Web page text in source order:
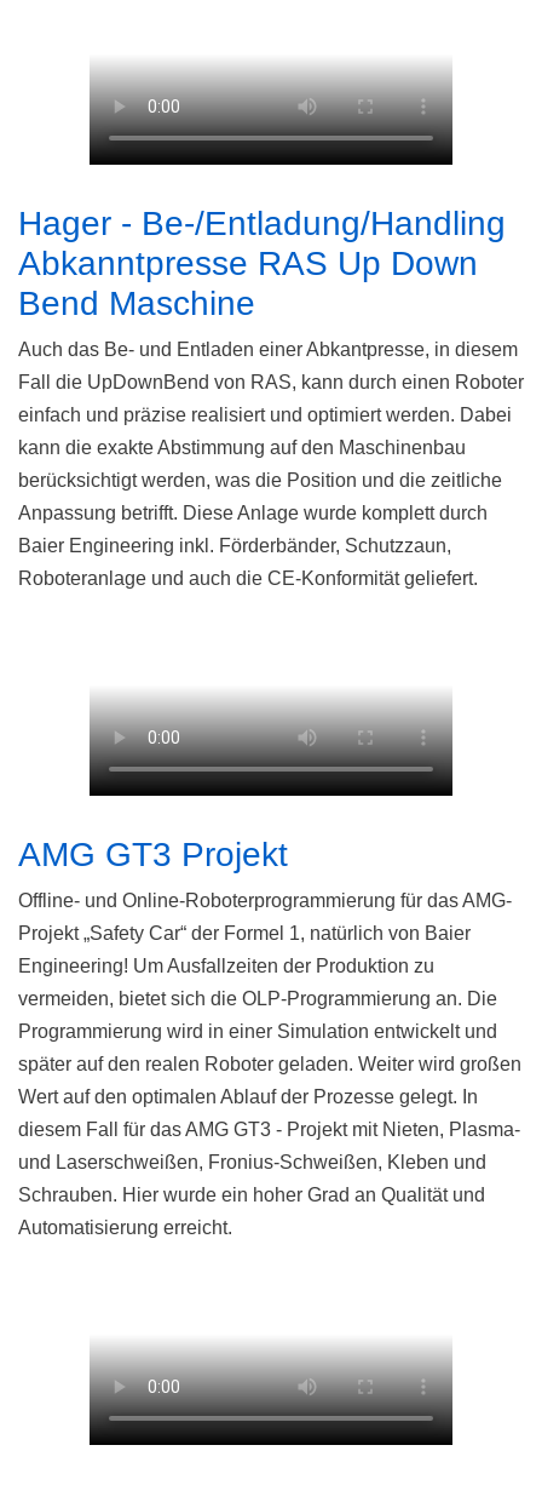
Hager - Be-/Entladung/Handling
Abkanntpresse RAS Up Down
Bend Maschine
Auch das Be- und Entladen einer Abkantpresse, in diesem
Fall die UpDownBend von RAS, kann durch einen Roboter
einfach und präzise realisiert und optimiert werden. Dabei
kann die exakte Abstimmung auf den Maschinenbau
berücksichtigt werden, was die Position und die zeitliche
Anpassung betrifft. Diese Anlage wurde komplett durch
Baier Engineering inkl. Förderbänder, Schutzzaun,
Roboteranlage und auch die CE-Konformität geliefert.
AMG GT3 Projekt
Offline- und Online-Roboterprogrammierung für das AMG-
Projekt „Safety Car“ der Formel 1, natürlich von Baier
Engineering! Um Ausfallzeiten der Produktion zu
vermeiden, bietet sich die OLP-Programmierung an. Die
Programmierung wird in einer Simulation entwickelt und
später auf den realen Roboter geladen. Weiter wird großen
Wert auf den optimalen Ablauf der Prozesse gelegt. In
diesem Fall für das AMG GT3 - Projekt mit Nieten, Plasma-
und Laserschweißen, Fronius-Schweißen, Kleben und
Schrauben. Hier wurde ein hoher Grad an Qualität und
Automatisierung erreicht.